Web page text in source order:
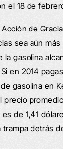
el 18 de
Acción de
sea aún
la gasolina
en 2014
gasolina en
precio
de 1,41
trampa detrás